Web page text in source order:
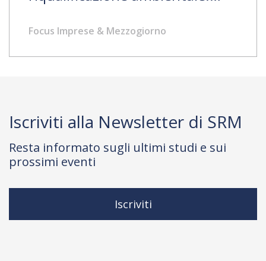
Focus Imprese & Mezzogiorno
Iscriviti alla Newsletter di SRM
Resta informato sugli ultimi studi e sui
prossimi eventi
Iscriviti